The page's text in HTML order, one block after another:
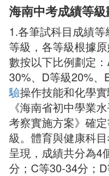
海南中考成績等
1.各筆試科目成績
等級，各等級根據
數按以下比例劃定
30%、D等級20%、
驗操作技能和化學
《海南省初中學業
考察實施方案》確
級。體育與健康科
呈現，成績共分為4
分；C等30-34分；D